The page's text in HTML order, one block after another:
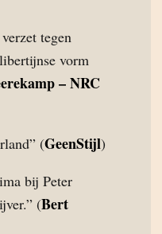
tegen
vorm
– NRC
(GeenStijl)
bij Peter
(Bert